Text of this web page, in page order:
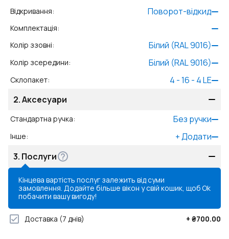
Відкривання: Поворот-відкид
Комплектація:
Колір ззовні: Білий (RAL 9016)
Колір зсередини: Білий (RAL 9016)
Склопакет:
4 - 16 - 4 LE
2.Аксесуари
Стандартна ручка: Без ручки
Інше: +Додати
3. Послуги
Кінцева вартість послуг залежить від суми
замовлення. Додайте більше вікон у свій кошик, щоб
побачити вашу вигоду!
Ok
Доставка (7 днів) + ₴700.00